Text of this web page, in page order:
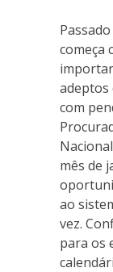
começa
adeptos
com
mês de
ao
vez.
para os